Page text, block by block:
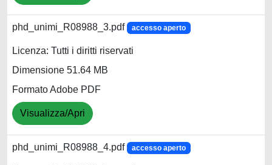
phd_unimi_R08988_3.pdf accesso aperto
Licenza: Tutti i diritti riservati
Dimensione 51.64 MB
Formato Adobe PDF
Visualizza/Apri
phd_unimi_R08988_4.pdf accesso aperto